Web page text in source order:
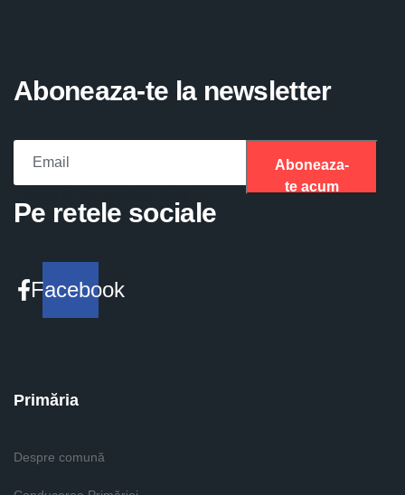
Aboneaza-te la newsletter
Aboneaza-
te acum
Pe retele sociale
Facebook
Primăria
Despre comună